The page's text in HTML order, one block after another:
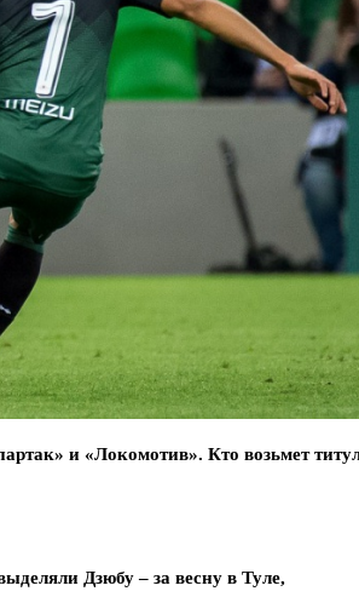
и «Локомотив». Кто возьмет
Дзюбу – за весну в Туле,